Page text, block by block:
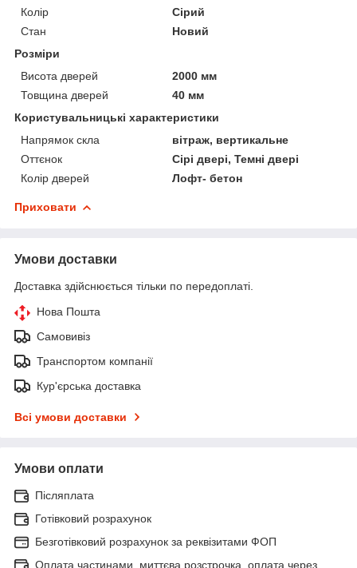
Колір
Сірий
Стан
Новий
Розміри
Висота дверей
2000 мм
Товщина дверей
40 мм
Користувальницькі характеристики
Напрямок скла
вітраж, вертикальне
Оттєнок
Сірі двері, Темні двері
Колір дверей
Лофт- бетон
Приховати
Умови доставки
Доставка здійснюється тільки по передоплаті.
Нова Пошта
Самовивіз
Транспортом компанії
Кур'єрська доставка
Всі умови доставки
Умови оплати
Післяплата
Готівковий розрахунок
Безготівковий розрахунок за реквізитами ФОП
Оплата частинами, миттєва розстрочка, оплата через